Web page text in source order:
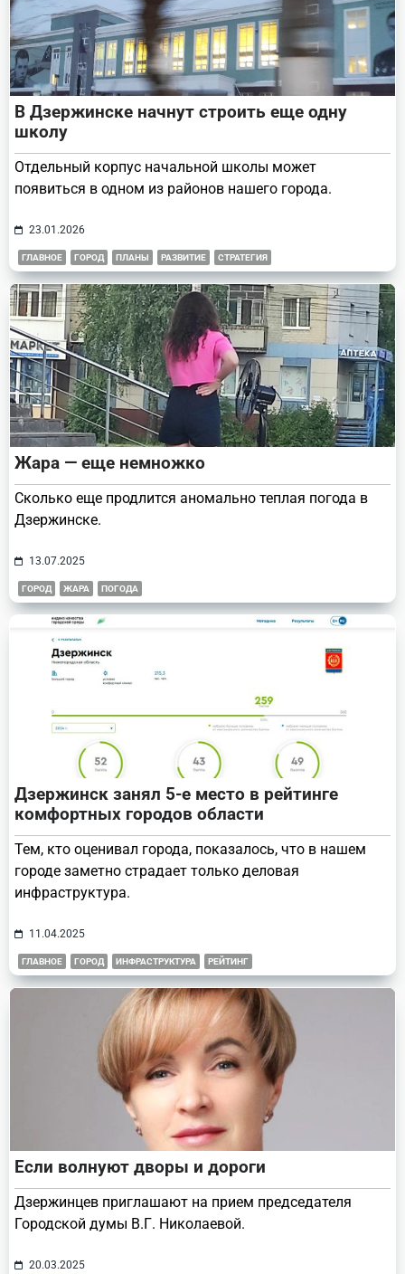
В Дзержинске начнут строить еще одну
школу
Отдельный корпус начальной школы может
появиться в одном из районов нашего города.
23.01.2026
ГЛАВНОЕ ГОРОД ПЛАНЫ РАЗВИТИЕ СТРАТЕГИЯ
Жара — еще немножко
Сколько еще продлится аномально теплая погода в
Дзержинске.
13.07.2025
ГОРОД ЖАРА ПОГОДА
Дзержинск занял 5-е место в рейтинге
комфортных городов области
Тем, кто оценивал города, показалось, что в нашем
городе заметно страдает только деловая
инфраструктура.
11.04.2025
ГЛАВНОЕ ГОРОД ИНФРАСТРУКТУРА РЕЙТИНГ
Если волнуют дворы и дороги
Дзержинцев приглашают на прием председателя
Городской думы В.Г. Николаевой.
20.03.2025